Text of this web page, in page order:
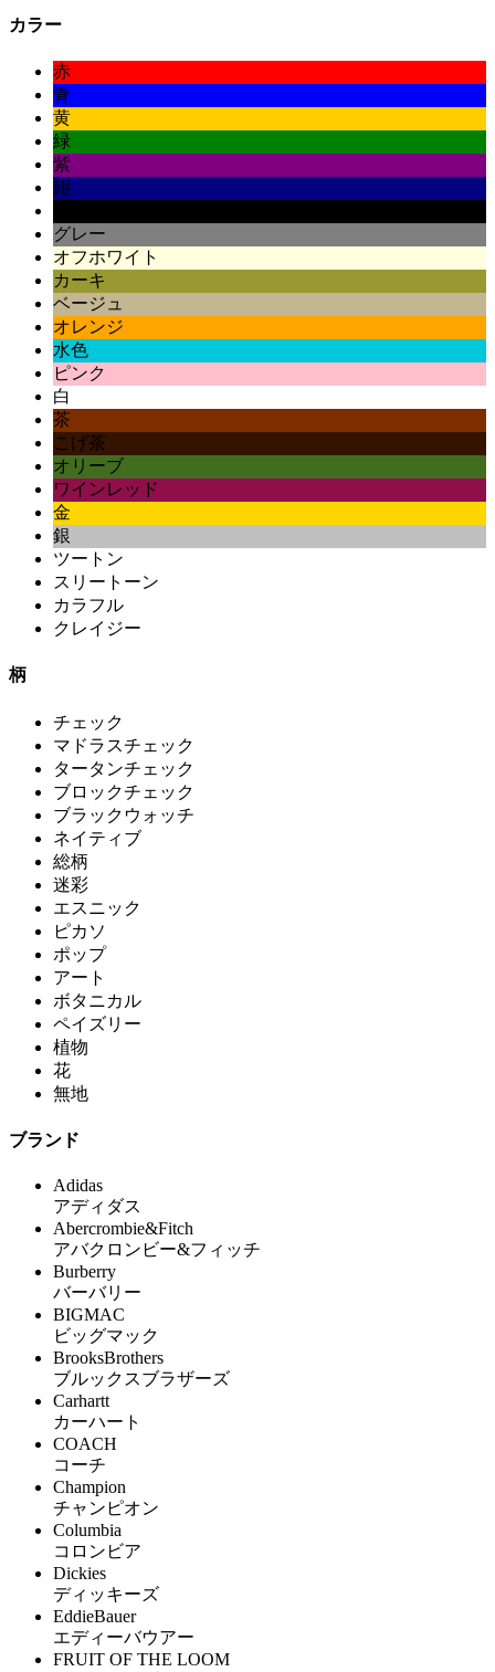
カラー
赤
青
黄
緑
紫
紺
グレー
オフホワイト
カーキ
ベージュ
オレンジ
水色
ピンク
白
茶
こげ茶
オリーブ
ワインレッド
金
銀
ツートン
スリートーン
カラフル
クレイジー
柄
チェック
マドラスチェック
タータンチェック
ブロックチェック
ブラックウォッチ
ネイティブ
総柄
迷彩
エスニック
ピカソ
ポップ
アート
ボタニカル
ペイズリー
植物
花
無地
ブランド
Adidas
アディダス
Abercrombie&Fitch
アバクロンビー&フィッチ
Burberry
バーバリー
BIGMAC
ビッグマック
BrooksBrothers
ブルックスブラザーズ
Carhartt
カーハート
COACH
コーチ
Champion
チャンピオン
Columbia
コロンビア
Dickies
ディッキーズ
EddieBauer
エディーバウアー
FRUIT OF THE LOOM